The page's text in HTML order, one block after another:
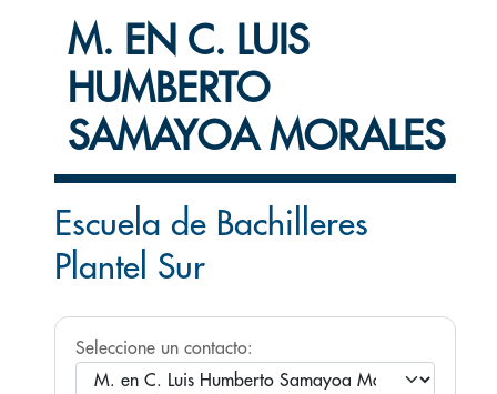
M. EN C. LUIS
HUMBERTO
SAMAYOA MORALES
Escuela de Bachilleres
Plantel Sur
Seleccione un contacto: